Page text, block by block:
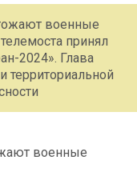
военные
принял
2024». Глава
территориальной
военные